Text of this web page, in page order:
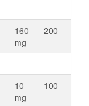
160
mg
200
10
mg
100